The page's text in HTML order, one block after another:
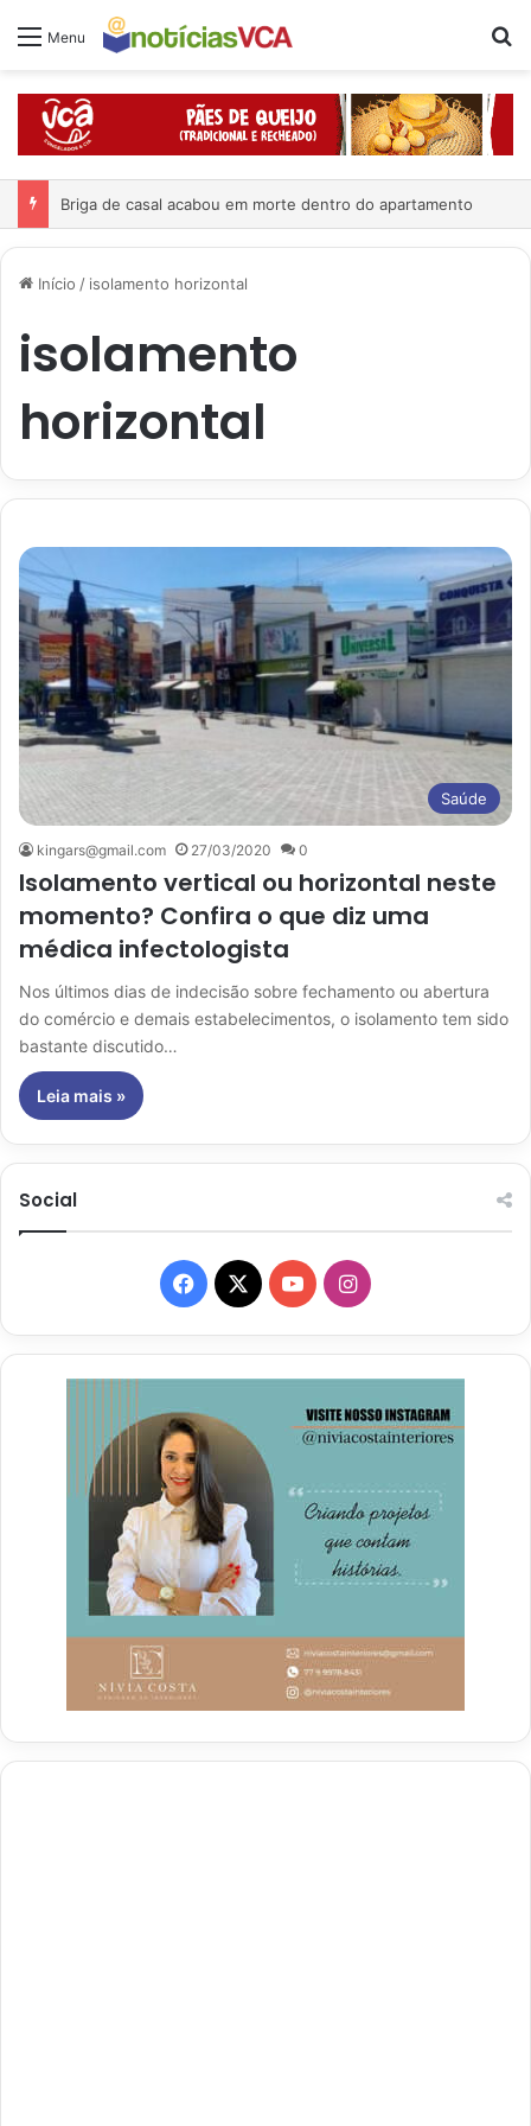
Menu
Briga de casal acabou em morte dentro do apartamento
Início / isolamento horizontal
isolamento
horizontal
Saúde
kingars@gmail.com 27/03/2020 0
Isolamento vertical ou horizontal neste
momento? Confira o que diz uma
médica infectologista
Nos últimos dias de indecisão sobre fechamento ou abertura
do comércio e demais estabelecimentos, o isolamento tem sido
bastante discutido…
Leia mais »
Social
Facebook
X YouTubeInstagram